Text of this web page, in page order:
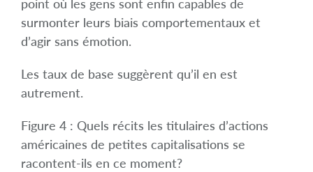
point où les gens sont enfin capables de
surmonter leurs biais comportementaux et
d’agir sans émotion.
Les taux de base suggèrent qu’il en est
autrement.
Figure 4 : Quels récits les titulaires d’actions
américaines de petites capitalisations se
racontent-ils en ce moment?